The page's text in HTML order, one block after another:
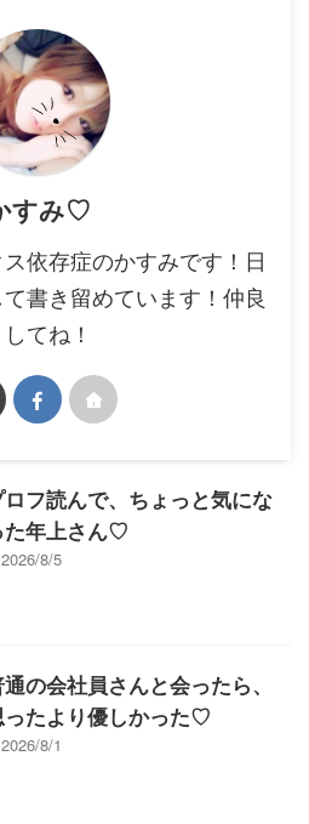
すみ♡
依存症のかすみです！日
書き留めています！仲良
してね！
ロフ読んで、ちょっと気にな
た年上さん♡
2026/8/5
通の会社員さんと会ったら、
ったより優しかった♡
2026/8/1